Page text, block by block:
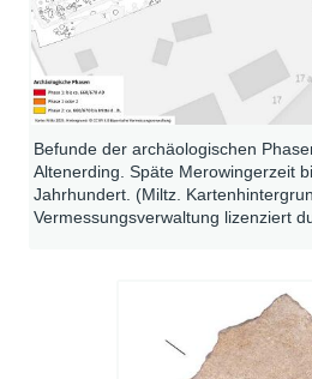
Befunde der archäologischen
Altenerding. Späte Merowingerzeit
Jahrhundert. (Miltz.
Vermessungsverwaltung lizenziert